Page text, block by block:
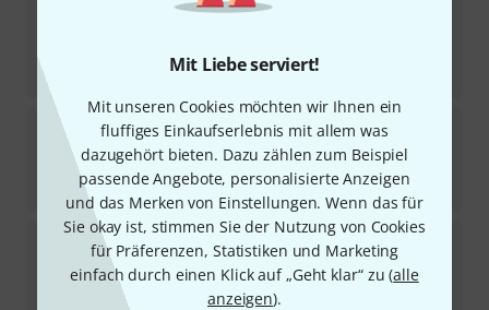
Mit Liebe serviert!
Mit unseren Cookies möchten wir Ihnen ein
fluffiges Einkaufserlebnis mit allem was
dazugehört bieten. Dazu zählen zum Beispiel
passende Angebote, personalisierte Anzeigen
und das Merken von Einstellungen. Wenn das für
Sie okay ist, stimmen Sie der Nutzung von Cookies
für Präferenzen, Statistiken und Marketing
einfach durch einen Klick auf „Geht klar“ zu (alle
anzeigen).
ThomannEurope Soprano Ukulele
Sofort lieferbar
Thomann Artist Soprano Ukulele ACA
5
199 €
ThomannArtist Concert Ukulele ACA
3
Sofort lieferbar